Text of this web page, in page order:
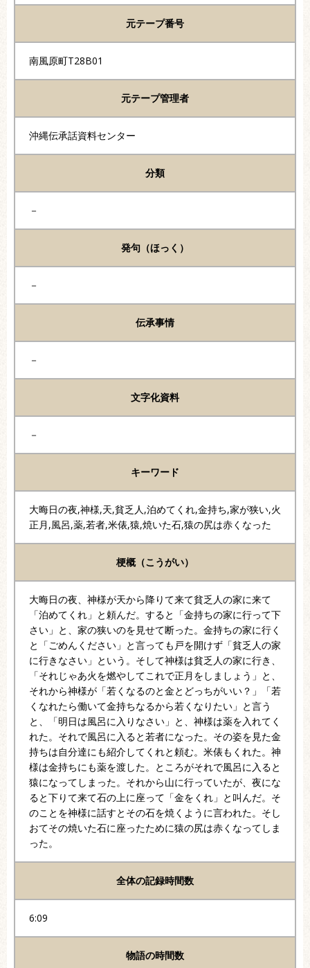
元テープ番号
南風原町T28B01
元テープ管理者
沖縄伝承話資料センター
分類
－
発句（ほっく）
－
伝承事情
－
文字化資料
－
キーワード
大晦日の夜,神様,天,貧乏人,泊めてくれ,金持ち,家が狭い,火
正月,風呂,薬,若者,米俵,猿,焼いた石,猿の尻は赤くなった
梗概（こうがい）
大晦日の夜、神様が天から降りて来て貧乏人の家に来て
「泊めてくれ」と頼んだ。すると「金持ちの家に行って下
さい」と、家の狭いのを見せて断った。金持ちの家に行く
と「ごめんください」と言っても戸を開けず「貧乏人の家
に行きなさい」という。そして神様は貧乏人の家に行き、
「それじゃあ火を燃やしてこれで正月をしましょう」と、
それから神様が「若くなるのと金とどっちがいい？」「若
くなれたら働いて金持ちなるから若くなりたい」と言う
と、「明日は風呂に入りなさい」と、神様は薬を入れてく
れた。それで風呂に入ると若者になった。その姿を見た金
持ちは自分達にも紹介してくれと頼む。米俵もくれた。神
様は金持ちにも薬を渡した。ところがそれで風呂に入ると
猿になってしまった。それから山に行っていたが、夜にな
ると下りて来て石の上に座って「金をくれ」と叫んだ。そ
のことを神様に話すとその石を焼くように言われた。そし
おてその焼いた石に座ったために猿の尻は赤くなってしま
った。
全体の記録時間数
6:09
物語の時間数